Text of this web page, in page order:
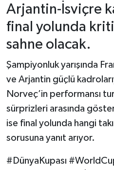
Arjantin-İsviçre
final yolunda
sahne olacak.
Şampiyonluk yarışında
ve Arjantin güçlü
Norveç’in performansı
sürprizleri arasında
ise final yolunda hangi
sorusuna yanıt arıyor.
#DünyaKupası